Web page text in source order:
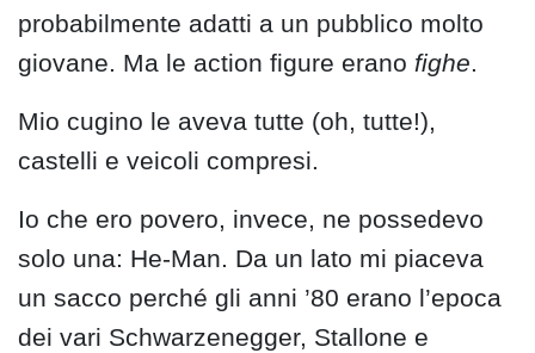
probabilmente adatti a un pubblico molto
giovane. Ma le action figure erano fighe.
Mio cugino le aveva tutte (oh, tutte!),
castelli e veicoli compresi.
Io che ero povero, invece, ne possedevo
solo una: He-Man. Da un lato mi piaceva
un sacco perché gli anni ’80 erano l’epoca
dei vari Schwarzenegger, Stallone e